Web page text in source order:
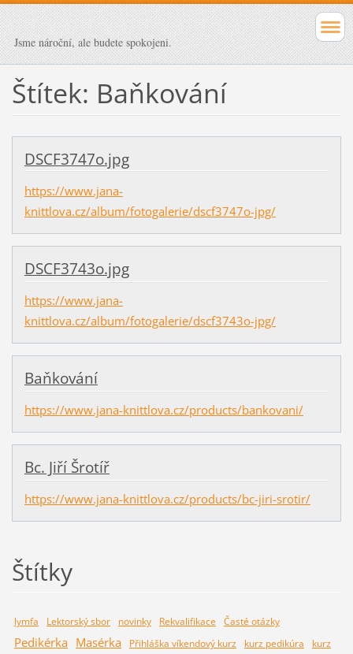
Jsme nároční, ale budete spokojeni.
Štítek: Baňkování
DSCF3747o.jpg
https://www.jana-
knittlova.cz/album/fotogalerie/dscf3747o-jpg/
DSCF3743o.jpg
https://www.jana-
knittlova.cz/album/fotogalerie/dscf3743o-jpg/
Baňkování
https://www.jana-knittlova.cz/products/bankovani/
Bc. Jiří Šrotíř
https://www.jana-knittlova.cz/products/bc-jiri-srotir/
Štítky
lymfa Lektorský sbor novinky Rekvalifikace Časté otázky
Pedikérka Masérka Přihláška víkendový kurz kurz pedikúra
kurz